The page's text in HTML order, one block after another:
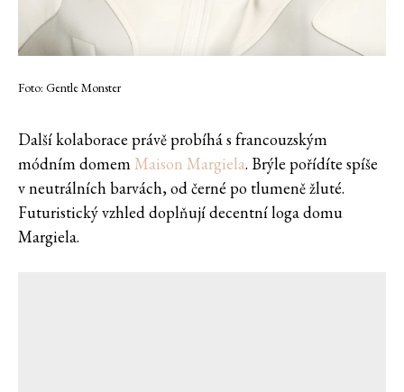
Foto: Gentle Monster
Další kolaborace právě probíhá s francouzským
módním domemMaison Margiela. Brýle pořídíte spíše
v neutrálních barvách, od černé po tlumeně žluté.
Futuristický vzhled doplňují decentní loga domu
Margiela.